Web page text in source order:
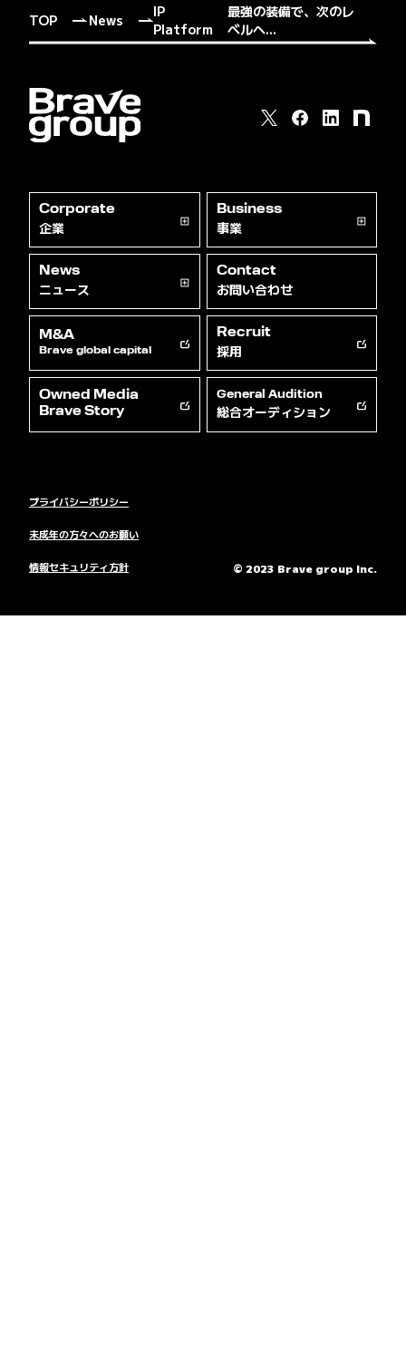
TOP News
IP
Platform
最強の装備で、次のレ
ベルへ...
Corporate
企業
Business
事業
News
ニュース
Contact
お問い合わせ
M&A
Brave global capital
Recruit
採用
Owned Media
Brave Story
General Audition
総合オーディション
© 2023 Brave group Inc.
プライバシーポリシー
未成年の方々へのお願い
情報セキュリティ方針